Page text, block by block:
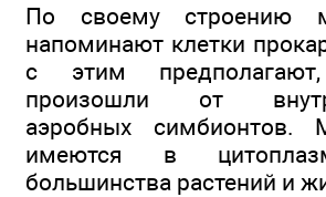
По своему строению
напоминают клетки
с этим
произошли от
аэробных симбионтов.
имеются в
большинства растений и